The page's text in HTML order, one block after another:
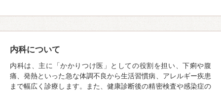
内科について
内科は、主に「かかりつけ医」としての役割を担い、下痢や腹
痛、発熱といった急な体調不良から生活習慣病、アレルギー疾患
まで幅広く診療します。また、健康診断後の精密検査や感染症の